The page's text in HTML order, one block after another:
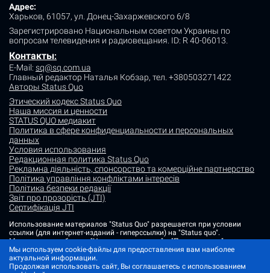
Адрес:
Харьков, 61057, ул. Донец-Захаржевского 6/8
Зарегистрировано Национальным советом Украины по
вопросам телевидения и радиовещания. ID: R 40-06013.
Контакты:
E-Mail: sq@sq.com.ua
Главный редактор Наталья Кобзар, тел. +380503271422
Авторы Status Quo
Этический кодекс Status Quo
Наша миссия и ценности
STATUS QUO медиакит
Политика в сфере конфиденциальности и персональных
данных
Условия использования
Редакционная политика Status Quo
Рекламна діяльність, спонсорство та комерційне партнерство
Політика управління конфліктами інтересів
Політика безпеки редакції
Звіт про прозорість (JTI)
Сертифікація JTI
Использование материалов "Status Quo" разрешается при условии
ссылки (для интернет-изданий - гиперссылки) на "Status quo".
Материалы в рубриках "Новости партнеров" и "Пресс-релизы"
размещаются на правах рекламы или в рамках некоммерческого
партнерства.
Изображения, содержащие метку "Status Quo" или не содержащие
Мы используем cookie-файлы для предоставления вам наиболее
актуальной информации.
Продолжая использовать сайт, Вы соглашаетесь с использованием